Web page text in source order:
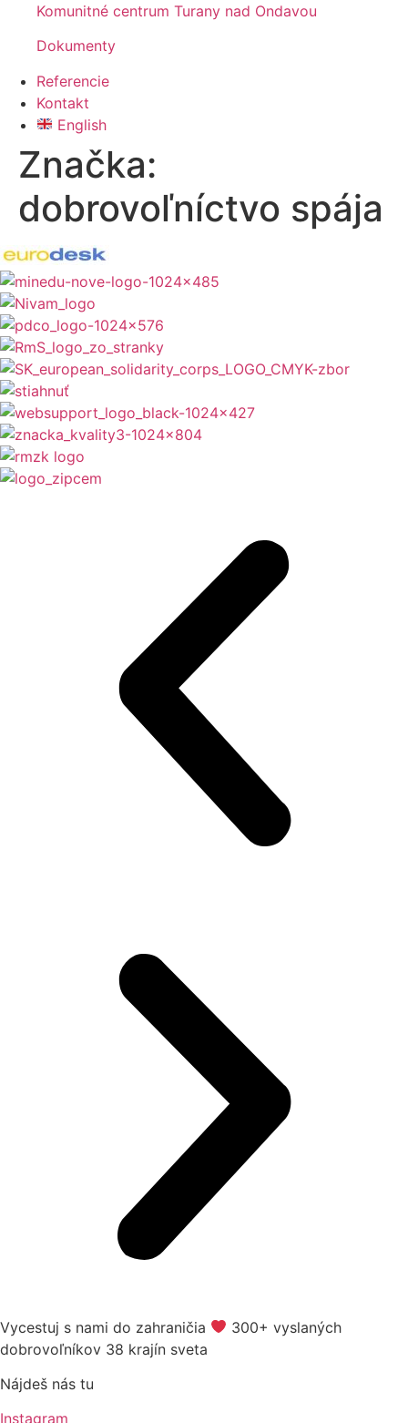
Komunitné centrum Turany nad Ondavou
Dokumenty
Referencie
Kontakt
English
Značka:
dobrovoľníctvo spája
Vycestuj s nami do zahraničia
​ 300+ vyslaných
dobrovoľníkov 38 krajín sveta
Nájdeš nás tu
Instagram